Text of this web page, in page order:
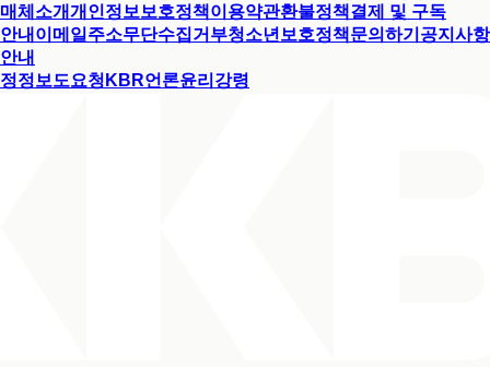
매체소개개인정보보호정책이용약관환불정책결제 및 구독
안내 이메일주소무단수집거부청소년보호정책문의하기 공지사항
안내
정정보도요청 KBR언론윤리강령